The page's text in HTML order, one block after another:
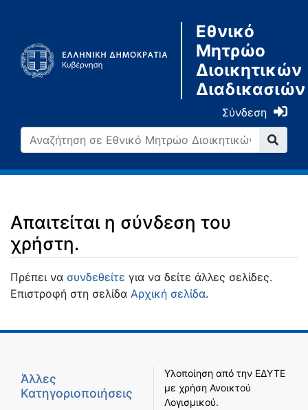
Εθνικό
Μητρώο
Διοικητικών
Διαδικασιών
Σύνδεση
Απαιτείται η σύνδεση του
χρήστη.
Μετάβαση σε:πλοήγηση,αναζήτηση
Πρέπει να συνδεθείτε για να δείτε άλλες σελίδες.
Επιστροφή στη σελίδα Αρχική σελίδα.
Άλλες
Κατηγοριοποιήσεις
Υλοποίηση από την ΕΔΥΤΕ
με χρήση Ανοικτού
Λογισμικού.